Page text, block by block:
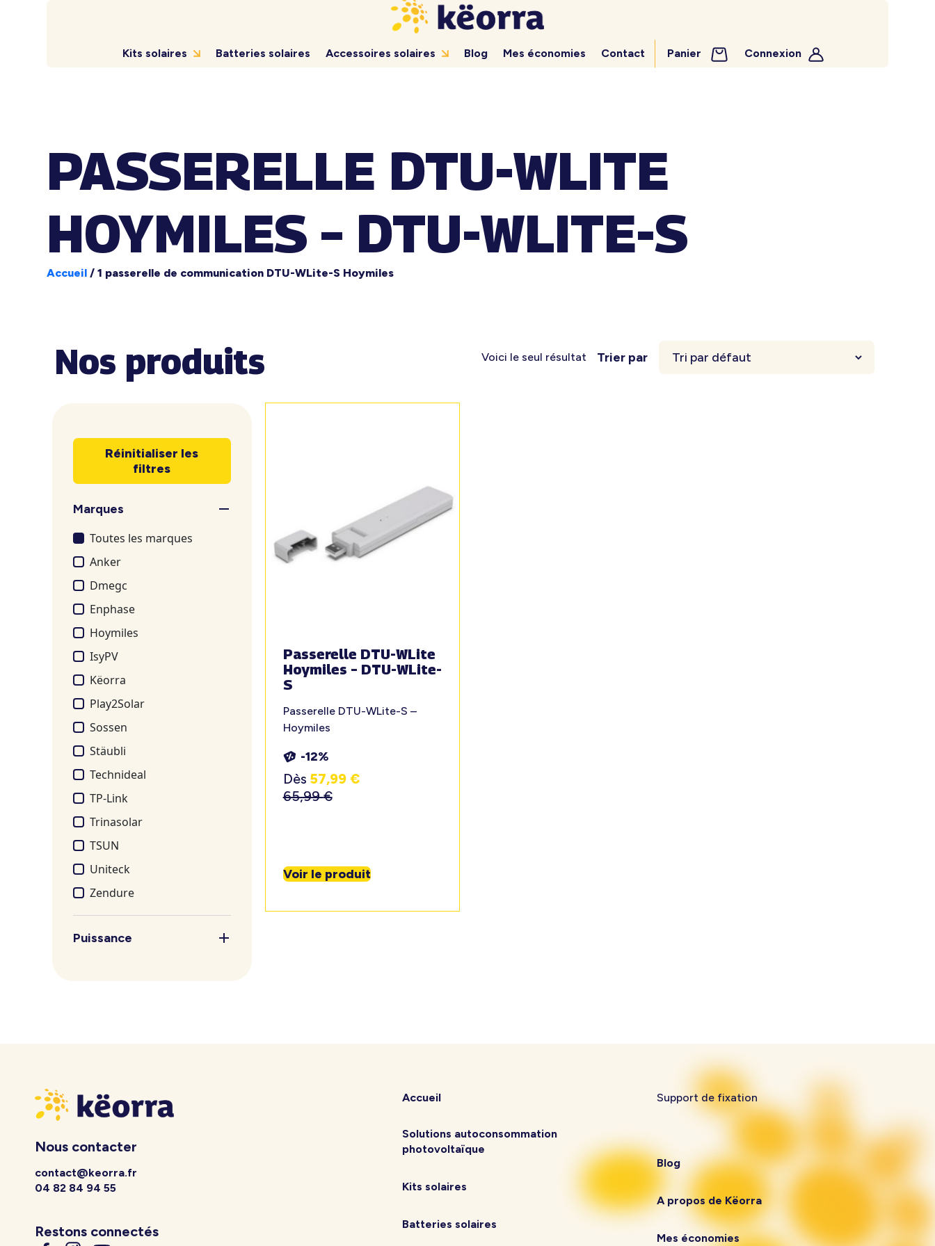
Kits solaires Batteries solaires Accessoires solaires Blog Mes économies Contact Panier Connexion
PASSERELLE DTU-WLITE
HOYMILES – DTU-WLITE-S
Accueil /1 passerelle de communication DTU-WLite-S Hoymiles
Nos produits Voici le seul résultat Trier par
Réinitialiser les
filtres
Marques
Toutes les marques
Anker
Dmegc
Enphase
Hoymiles
IsyPV
Këorra
Play2Solar
Sossen
Stäubli
Technideal
TP-Link
Trinasolar
TSUN
Uniteck
Zendure
Puissance
Passerelle DTU-WLite
Hoymiles – DTU-WLite-
S
Passerelle DTU-WLite-S –
Hoymiles
-12%
Dès 57,99 €
65,99€
Voir le produit
Nous contacter
contact@keorra.fr
04 82 84 94 55
Restons connectés
Accueil
Solutions autoconsommation
photovoltaïque
Kits solaires
Batteries solaires
Support de fixation
Blog
A propos de Këorra
Mes économies